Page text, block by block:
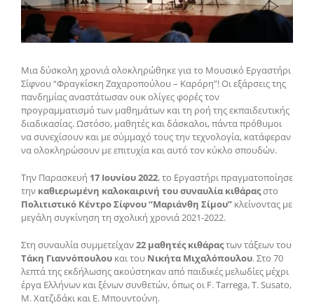
Μια δύσκολη χρονιά ολοκληρώθηκε για το Μουσικό Εργαστήρι
Σίφνου “Φραγκίσκη Ζαχαροπούλου – Καρόρη”! Οι εξάρσεις της
πανδημίας αναστάτωσαν ουκ ολίγες φορές τον
προγραμματισμό των μαθημάτων και τη ροή της εκπαιδευτικής
διαδικασίας. Ωστόσο, μαθητές και δάσκαλοι, πάντα πρόθυμοι
να συνεχίσουν και με σύμμαχό τους την τεχνολογία, κατάφεραν
να ολοκληρώσουν με επιτυχία και αυτό τον κύκλο σπουδών.
Την Παρασκευή 17 Ιουνίου 2022, το Εργαστήρι πραγματοποίησε
την καθιερωμένη καλοκαιρινή του συναυλία κιθάραςστο
Πολιτιστικό Κέντρο Σίφνου “Μαριάνθη Σίμου” κλείνοντας με
μεγάλη συγκίνηση τη σχολική χρονιά 2021-2022.
Στη συναυλία συμμετείχαν22 μαθητές κιθάραςτων τάξεων του
Τάκη Γιαννόπουλου και του Νικήτα Μιχαλόπουλου. Στο 70
λεπτά της εκδήλωσης ακούστηκαν από παιδικές μελωδίες μέχρι
έργα Ελλήνων και ξένων συνθετών, όπως οι F. Tarrega, T. Susato,
Μ. Χατζιδάκι και Ε. Μπουντούνη.